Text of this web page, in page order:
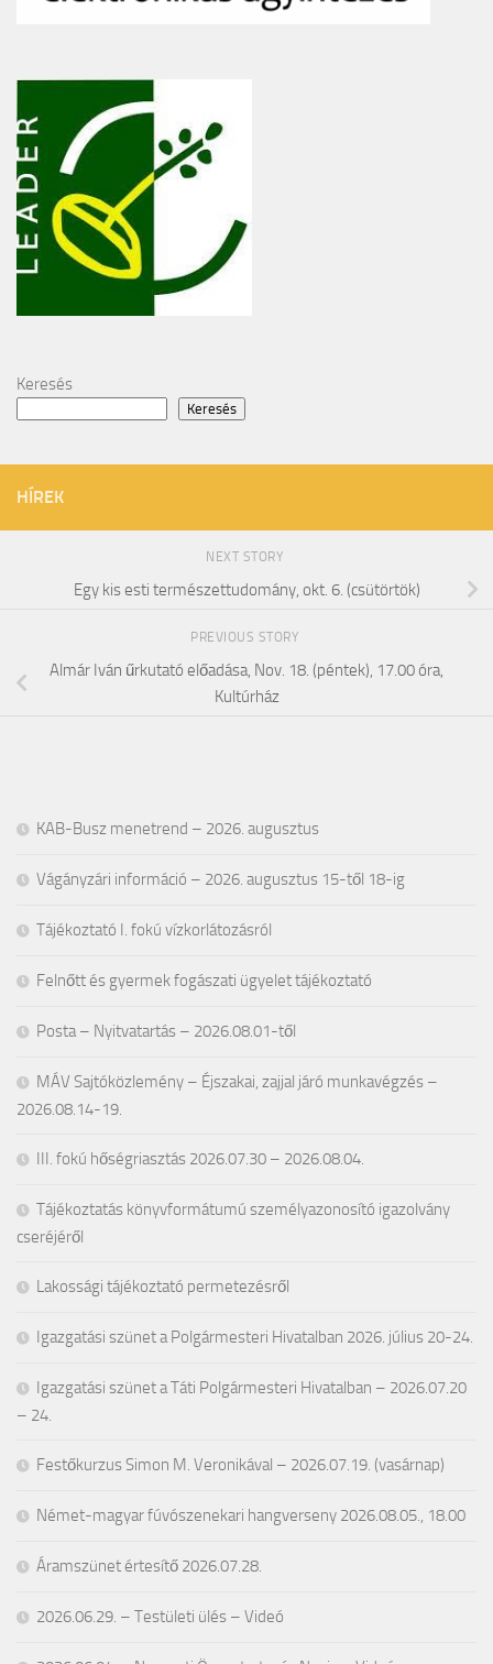
Keresés
Keresés
HÍREK
NEXT STORY
Egy kis esti természettudomány, okt. 6. (csütörtök)
PREVIOUS STORY
Almár Iván űrkutató előadása, Nov. 18. (péntek), 17.00 óra,
Kultúrház
KAB-Busz menetrend – 2026. augusztus
Vágányzári információ – 2026. augusztus 15-től 18-ig
Tájékoztató I. fokú vízkorlátozásról
Felnőtt és gyermek fogászati ügyelet tájékoztató
Posta – Nyitvatartás – 2026.08.01-től
MÁV Sajtóközlemény – Éjszakai, zajjal járó munkavégzés –
2026.08.14-19.
III. fokú hőségriasztás 2026.07.30 – 2026.08.04.
Tájékoztatás könyvformátumú személyazonosító igazolvány
cseréjéről
Lakossági tájékoztató permetezésről
Igazgatási szünet a Polgármesteri Hivatalban 2026. július 20-24.
Igazgatási szünet a Táti Polgármesteri Hivatalban – 2026.07.20
– 24.
Festőkurzus Simon M. Veronikával – 2026.07.19. (vasárnap)
Német-magyar fúvószenekari hangverseny 2026.08.05., 18.00
Áramszünet értesítő 2026.07.28.
2026.06.29. – Testületi ülés – Videó